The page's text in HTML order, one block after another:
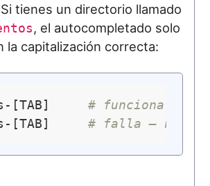
tienes un directorio llamado
, el autocompletado solo
la capitalización correcta:
[TAB] # funciona →
[TAB] # falla — no